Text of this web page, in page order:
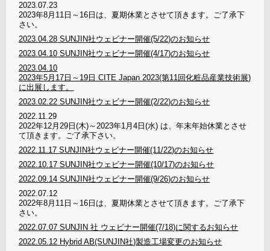
2023.07.23
2023年8月11日～16日は、夏期休業とさせて頂きます。ご了承下
さい。
2023.04.28 SUNJIN社ウェビナー開催(5/22)のお知らせ
2023.04.10 SUNJIN社ウェビナー開催(4/17)のお知らせ
2023.04.10
2023年5月17日～19日 CITE Japan 2023(第11回化粧品産業技術展)
に出展します。
2023.02.22 SUNJIN社ウェビナー開催(2/22)のお知らせ
2022.11.29
2022年12月29日(木)～2023年1月4日(水) は、年末年始休業とさせ
て頂きます。ご了承下さい。
2022.11.17 SUNJIN社ウェビナー開催(11/22)のお知らせ
2022.10.17 SUNJIN社ウェビナー開催(10/17)のお知らせ
2022.09.14 SUNJIN社ウェビナー開催(9/26)のお知らせ
2022.07.12
2022年8月11日～16日は、夏期休業とさせて頂きます。ご了承下
さい。
2022.07.07 SUNJIN 社 ウェビナー開催(7/18)に関するお知らせ
2022.05.12 Hybrid AB(SUNJIN社)製造工場変更のお知らせ